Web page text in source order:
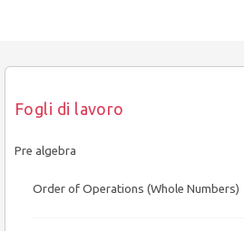
Fogli di lavoro
Pre algebra
Order of Operations (Whole Numbers)